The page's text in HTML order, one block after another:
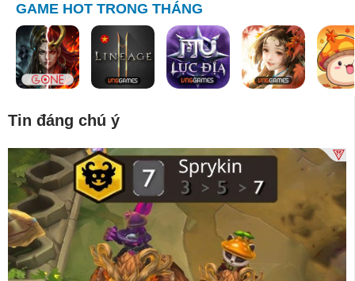
GAME HOT TRONG THÁNG
Tin đáng chú ý